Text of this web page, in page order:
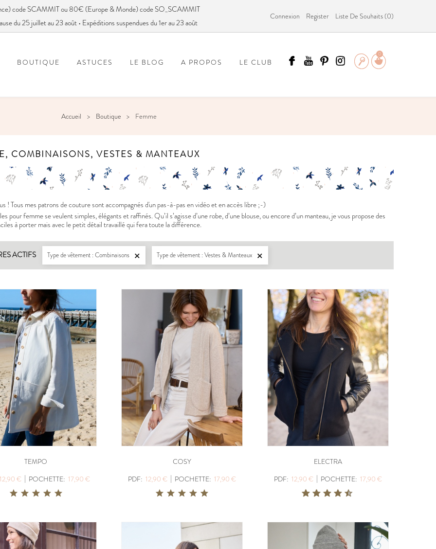
code SCAMMIT ou 80€ (Europe & Monde) code SO_SCAMMIT
du 25 juillet au 23 août • Expéditions suspendues du 1er au 23 août
Connexion Register Liste De Souhaits (0)
0
BOUTIQUE ASTUCES LE BLOG A PROPOS LE CLUB
Accueil Boutique Femme
LISERON
PDF:12,90 €
POCHETTE:17,90 €
ZEPHIR
PDF:11,40 €
BERGER
PDF:12,90 €
POCHETTE:17,90 €
COMBINAISONS, VESTES & MANTEAUX
! Tous mes patrons de couture sont accompagnés d'un pas-à-pas en vidéo et en accès libre ;-)
pour femme se veulent simples, élégants et raffinés. Qu’il s’agisse d’une robe, d’une blouse, ou encore d’un manteau, je vous propose des
à porter mais avec le petit détail travaillé qui fera toute la différence.
ACTIFS Type de vêtement : Combinaisons  Type de vêtement : Vestes & Manteaux 
TEMPO
€| POCHETTE: 17,90 €
COSY
PDF: 12,90 €| POCHETTE: 17,90 €
ELECTRA
PDF: 12,90 €| POCHETTE: 17,90 €